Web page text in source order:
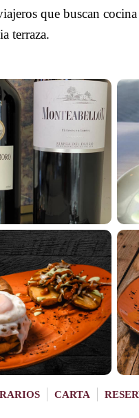
que buscan cocina
terraza.
CARTA